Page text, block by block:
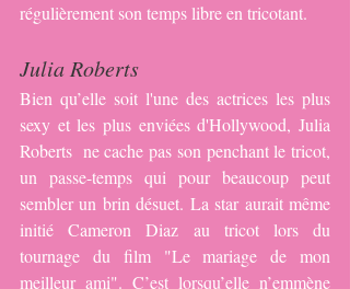
régulièrement son temps libre en tricotant.
Julia Roberts
Bien qu’elle soit l'une des actrices les plus
sexy et les plus enviées d'Hollywood, Julia
Roberts  ne cache pas son penchant le tricot,
un passe-temps qui pour beaucoup peut
sembler un brin désuet. La star aurait même
initié Cameron Diaz au tricot lors du
tournage du film "Le mariage de mon
meilleur ami". C’est lorsqu’elle n’emmène